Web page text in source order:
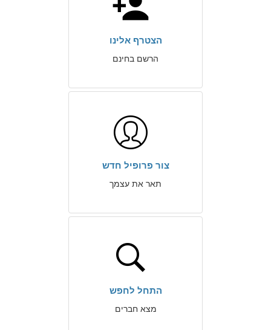
הצטרף אלינו
הרשם בחינם
צור פרופיל חדש
תאר את עצמך
התחל לחפש
מצא חברים